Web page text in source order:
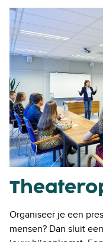
Organiseer je een
mensen? Dan sluit